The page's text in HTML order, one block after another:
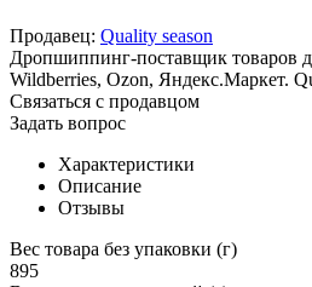
Продавец: Quality season
Дропшиппинг-поставщик товаров
Wildberries, Ozon, Яндекс.Маркет.
Связаться с продавцом
Задать вопрос
Характеристики
Описание
Отзывы
Вес товара без упаковки (г)
895